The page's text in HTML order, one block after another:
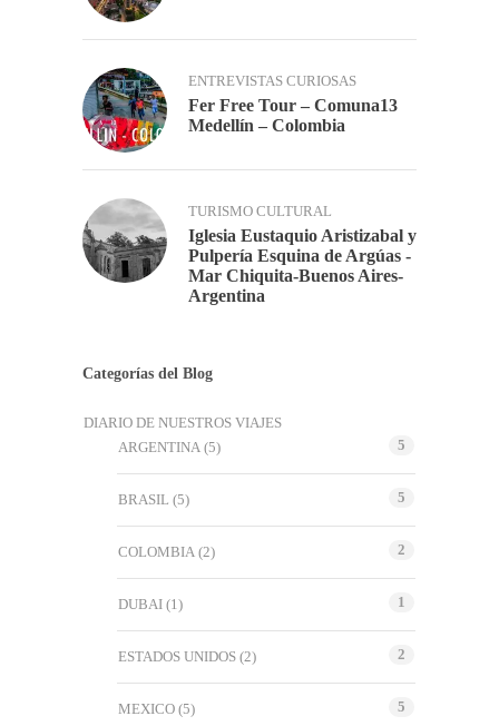
ENTREVISTAS CURIOSAS
Fer Free Tour – Comuna13
Medellín – Colombia
TURISMO CULTURAL
Iglesia Eustaquio Aristizabal y
Pulpería Esquina de Argúas -
Mar Chiquita-Buenos Aires-
Argentina
Categorías del Blog
DIARIO DE NUESTROS VIAJES
ARGENTINA (5) 5
BRASIL (5) 5
COLOMBIA (2) 2
DUBAI (1) 1
ESTADOS UNIDOS (2) 2
MEXICO (5) 5